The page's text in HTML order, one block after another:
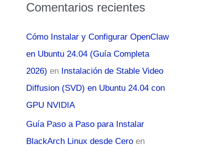
Comentarios recientes
Cómo Instalar y Configurar OpenClaw
en Ubuntu 24.04 (Guía Completa
2026) en Instalación de Stable Video
Diffusion (SVD) en Ubuntu 24.04 con
GPU NVIDIA
Guía Paso a Paso para Instalar
BlackArch Linux desde Cero en